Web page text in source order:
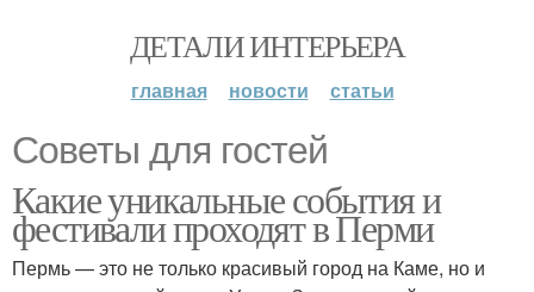
ДЕТАЛИ ИНТЕРЬЕРА
главная новости статьи
Советы для гостей
Какие уникальные события и
фестивали проходят в Перми
Пермь — это не только красивый город на Каме, но и